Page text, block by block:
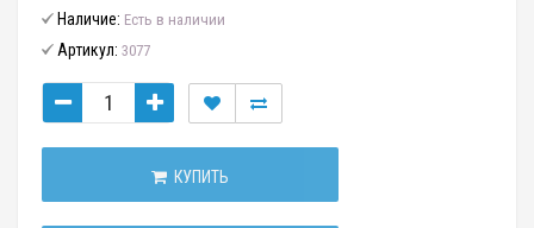
Наличие: Есть в наличии
Артикул: 3077
КУПИТЬ